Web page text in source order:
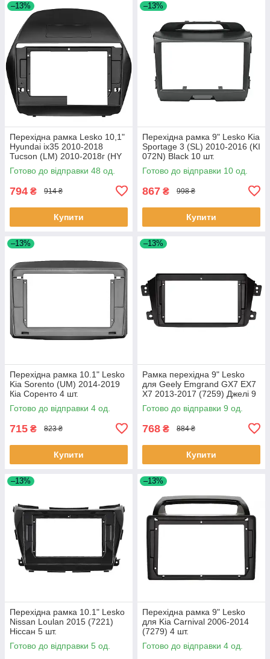
–13%
Перехідна рамка Lesko 10,1"
Hyundai ix35 2010-2018
Tucson (LM) 2010-2018г (HY
136T) Black 48 шт.
Готово до відправки 48 од.
794 ₴ 914 ₴
Купити
–13%
Перехідна рамка 9" Lesko Kia
Sportage 3 (SL) 2010-2016 (KI
072N) Black 10 шт.
Готово до відправки 10 од.
867 ₴ 998 ₴
Купити
–13%
Перехідна рамка 10.1" Lesko
Kia Sorento (UM) 2014-2019
Кіа Соренто 4 шт.
Готово до відправки 4 од.
715 ₴ 823 ₴
Купити
–13%
Рамка перехідна 9" Lesko
для Geely Emgrand GX7 EX7
X7 2013-2017 (7259) Джелі 9
шт.
Готово до відправки 9 од.
768 ₴ 884 ₴
Купити
–13%
Перехідна рамка 10.1" Lesko
Nissan Loulan 2015 (7221)
Ніссан 5 шт.
Готово до відправки 5 од.
–13%
Перехідна рамка 9" Lesko
для Kia Carnival 2006-2014
(7279) 4 шт.
Готово до відправки 4 од.